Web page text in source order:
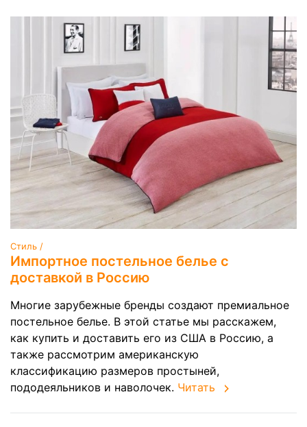
Стиль /
Импортное постельное белье с
доставкой в Россию
Многие зарубежные бренды создают премиальное
постельное белье. В этой статье мы расскажем,
как купить и доставить его из США в Россию, а
также рассмотрим американскую
классификацию размеров простыней,
пододеяльников и наволочек. Читать